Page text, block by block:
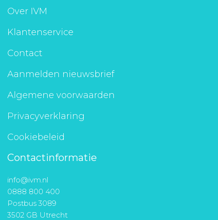
Over IVM
Klantenservice
Contact
Aanmelden nieuwsbrief
Algemene voorwaarden
Privacyverklaring
Cookiebeleid
Contactinformatie
info@ivm.nl
0888 800 400
Postbus 3089
3502 GB Utrecht